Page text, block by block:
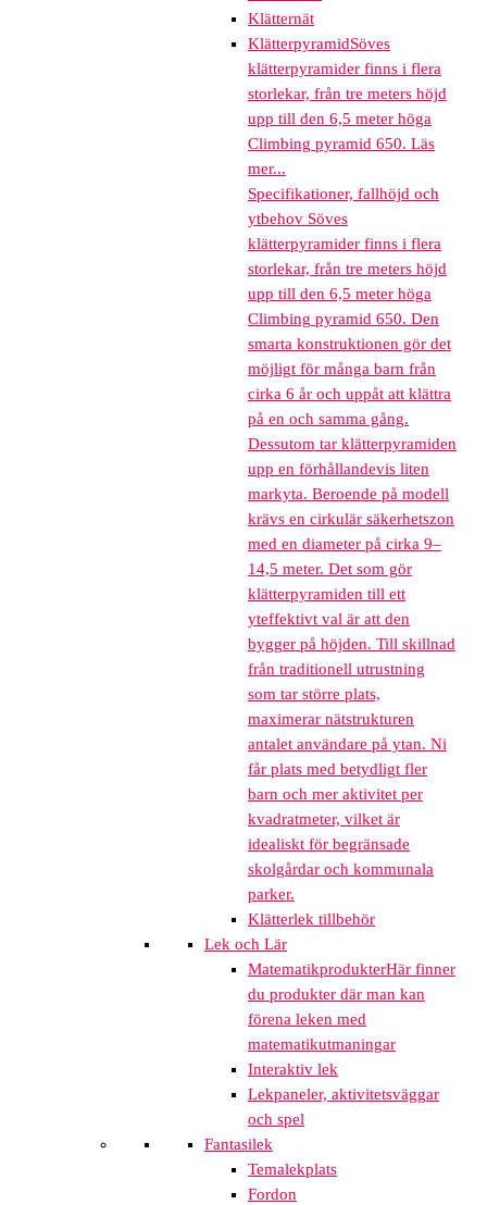
Klätternät
KlätterpyramidSöves
klätterpyramider finns i flera
storlekar, från tre meters höjd
upp till den 6,5 meter höga
Climbing pyramid 650. Läs
mer...
Specifikationer, fallhöjd och
ytbehov Söves
klätterpyramider finns i flera
storlekar, från tre meters höjd
upp till den 6,5 meter höga
Climbing pyramid 650. Den
smarta konstruktionen gör det
möjligt för många barn från
cirka 6 år och uppåt att klättra
på en och samma gång.
Dessutom tar klätterpyramiden
upp en förhållandevis liten
markyta. Beroende på modell
krävs en cirkulär säkerhetszon
med en diameter på cirka 9–
14,5 meter. Det som gör
klätterpyramiden till ett
yteffektivt val är att den
bygger på höjden. Till skillnad
från traditionell utrustning
som tar större plats,
maximerar nätstrukturen
antalet användare på ytan. Ni
får plats med betydligt fler
barn och mer aktivitet per
kvadratmeter, vilket är
idealiskt för begränsade
skolgårdar och kommunala
parker.
Klätterlek tillbehör
Lek och Lär
MatematikprodukterHär finner
du produkter där man kan
förena leken med
matematikutmaningar
Interaktiv lek
Lekpaneler, aktivitetsväggar
och spel
Fantasilek
Temalekplats
Fordon